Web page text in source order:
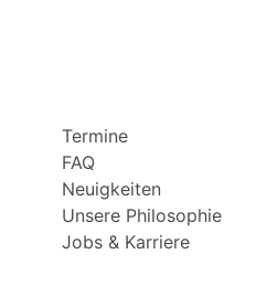
Termine
FAQ
Neuigkeiten
Unsere Philosophie
Jobs & Karriere